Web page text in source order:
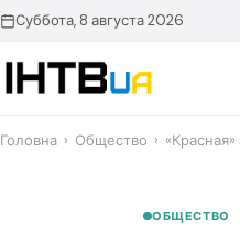
Суббота, 8 августа 2026
Головна › Общество ›
ОБЩЕСТВО